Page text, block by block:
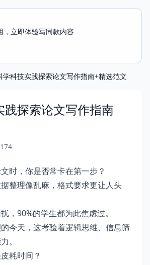
，立即体验写同款内容
学科技实践探索论文写作指南+精选范文
践探索论文写作指南
174
时，你是否常卡在第一步？
整理像乱麻，格式要求更让人头
，90%的学生都为此焦虑过。
今天，这考验着逻辑思维、信息筛
。
耗时间？